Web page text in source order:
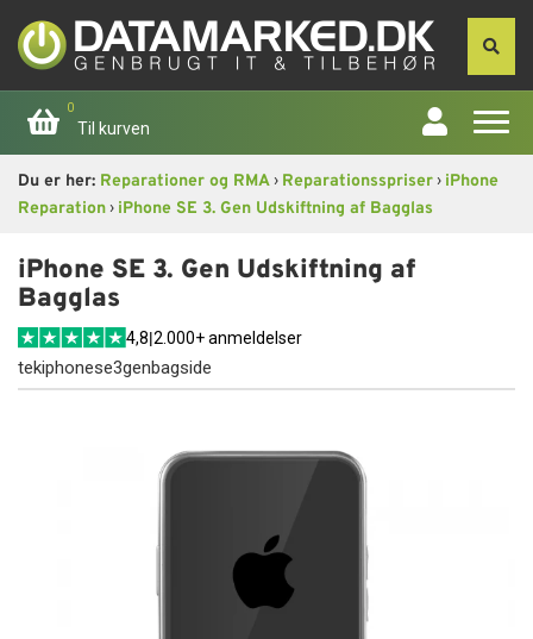
0
Til kurven
Forside
Apple
Skærme
Du er her: Reparationer og RMA› Reparationsspriser› iPhone
Reparation› iPhone SE 3. Gen Udskiftning af Bagglas
iPhone SE 3. Gen Udskiftning af
Bagglas
4,8|2.000+ anmeldelser
tekiphonese3genbagside